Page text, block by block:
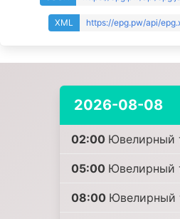
XML https://epg.pw/api/
2026-08-08
02:00 Ювелирный
05:00 Ювелирный
08:00 Ювелирный